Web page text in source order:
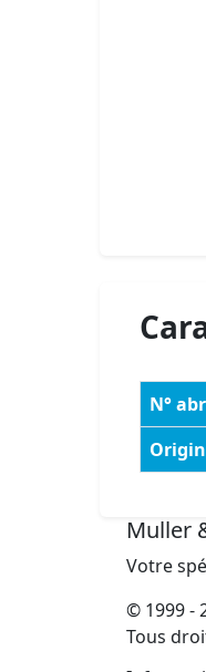
N°
Muller
Votre
© 1999 -
Tous